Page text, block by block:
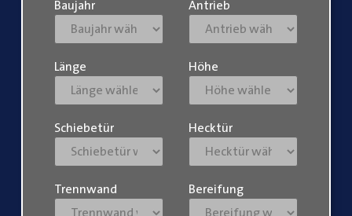
Baujahr Antrieb
Länge Höhe
Schiebetür Hecktür
Trennwand Bereifung